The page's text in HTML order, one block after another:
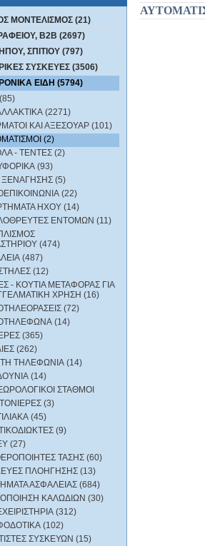
ΜΟΝΤΕΛΙΣΜΟΣ (21)
B2B (2697)
ΣΠΙΤΙΟΥ (797)
ΣΥΣΚΕΥΕΣ (3506)
ΕΙΔΗ (5794)
(2271)
ΚΑΙ ΑΞΕΣΟΥΑΡ (101)
(2)
- ΤΕΝΤΕΣ (2)
(93)
ΞΕΝΑΓΗΣΗΣ (5)
(22)
HXOY (14)
ΕΝΤΟΜΩΝ (11)
(474)
(487)
(12)
- ΚΟΥΤΙΑ ΜΕΤΑΦΟΡΑΣ ΓΙΑ
ΧΡΗΣΗ (16)
(72)
(14)
(365)
(262)
ΤΗΛΕΦΩΝΙΑ (14)
(14)
ΣΤΑΘΜΟΙ
(3)
(45)
(9)
(27)
ΤΑΣΗΣ (60)
ΠΛΟΗΓΗΣΗΣ (13)
ΑΣΦΑΛΕΙΑΣ (684)
ΚΑΛΩΔΙΩΝ (30)
(312)
(102)
ΣΥΣΚΕΥΩΝ (15)